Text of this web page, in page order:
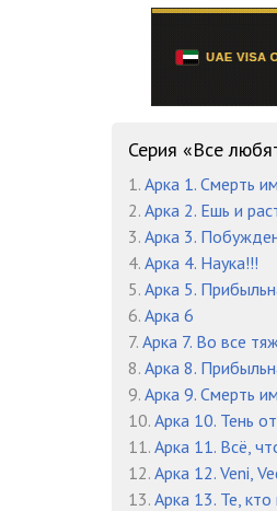
Глава 5 Часть 3
Глава 6 Часть 1
Глава 6 Часть 3
Глава 7 Часть 1
Глава 7 Часть 2
Глава 8 Часть 1
Глава 8 Часть 2
Глава 9 Часть 1
Глава 9 Часть 2
Глава 10 Часть 1
Глава 10 Часть 2
Серия «Все
1. Арка 1. Смерть
2. Арка 2. Ешь и
3. Арка 3.
4. Арка 4. Наука!!!
5. Арка 5.
6. Арка 6
7. Арка 7. Во все
8. Арка 8.
9. Арка 9. Смерть
10. Арка 10. Тень
11. Арка 11. Всё,
12. Арка 12. Veni,
13. Арка 13. Те, кто